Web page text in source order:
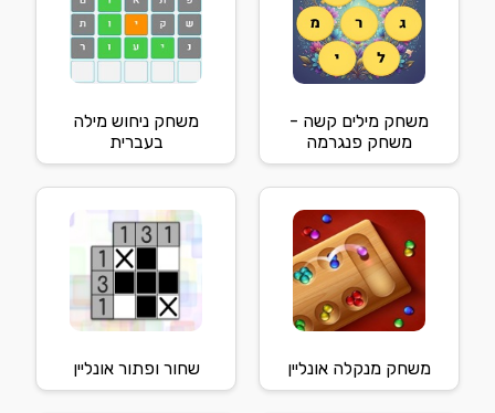
משחק מילים קשה -
משחק פנגרמה
משחק ניחוש מילה
בעברית
משחק מנקלה אונליין שחור ופתור אונליין